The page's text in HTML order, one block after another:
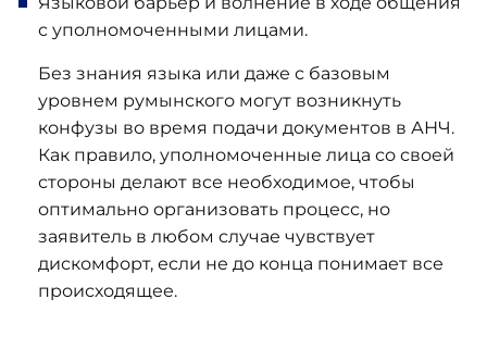
с уполномоченными лицами.
Без знания языка или даже с базовым
уровнем румынского могут возникнуть
конфузы во время подачи документов в АНЧ.
Как правило, уполномоченные лица со своей
стороны делают все необходимое, чтобы
оптимально организовать процесс, но
заявитель в любом случае чувствует
дискомфорт, если не до конца понимает все
происходящее.